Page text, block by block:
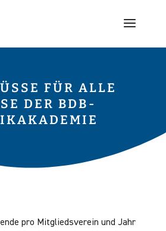
FÜR ALLE
DER BDB-
pro Mitgliedsverein und Jahr